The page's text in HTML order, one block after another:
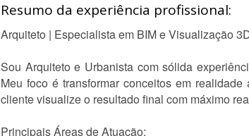
Resumo da experiência profissional:
Arquiteto | Especialista em BIM e Visualização
Sou Arquiteto e Urbanista com sólida
Meu foco é transformar conceitos em
cliente visualize o resultado final com máximo
Principais Áreas de Atuação: